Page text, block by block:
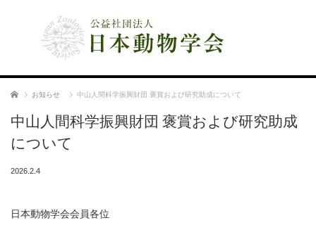
ホーム お知らせ 中山人間科学振興財団 褒賞および研究助成について
中山人間科学振興財団 褒賞および研究助成
について
2026.2.4
日本動物学会会員各位